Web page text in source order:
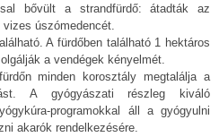
bővült a strandfürdő: átadták az
úszómedencét.
A fürdőben található 1 hektáros
a vendégek kényelmét.
minden korosztály megtalálja a
A gyógyászati részleg kiváló
programokkal áll a gyógyulni
akarók rendelkezésére.